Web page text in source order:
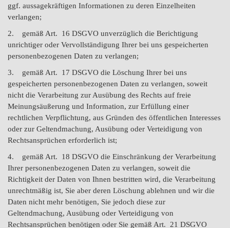
ggf. aussagekräftigen Informationen zu deren Einzelheiten
verlangen;
2. gemäß Art. 16 DSGVO unverzüglich die Berichtigung
unrichtiger oder Vervollständigung Ihrer bei uns gespeicherten
personenbezogenen Daten zu verlangen;
3. gemäß Art. 17 DSGVO die Löschung Ihrer bei uns
gespeicherten personenbezogenen Daten zu verlangen, soweit
nicht die Verarbeitung zur Ausübung des Rechts auf freie
Meinungsäußerung und Information, zur Erfüllung einer
rechtlichen Verpflichtung, aus Gründen des öffentlichen Interesses
oder zur Geltendmachung, Ausübung oder Verteidigung von
Rechtsansprüchen erforderlich ist;
4. gemäß Art. 18 DSGVO die Einschränkung der Verarbeitung
Ihrer personenbezogenen Daten zu verlangen, soweit die
Richtigkeit der Daten von Ihnen bestritten wird, die Verarbeitung
unrechtmäßig ist, Sie aber deren Löschung ablehnen und wir die
Daten nicht mehr benötigen, Sie jedoch diese zur
Geltendmachung, Ausübung oder Verteidigung von
Rechtsansprüchen benötigen oder Sie gemäß Art. 21 DSGVO